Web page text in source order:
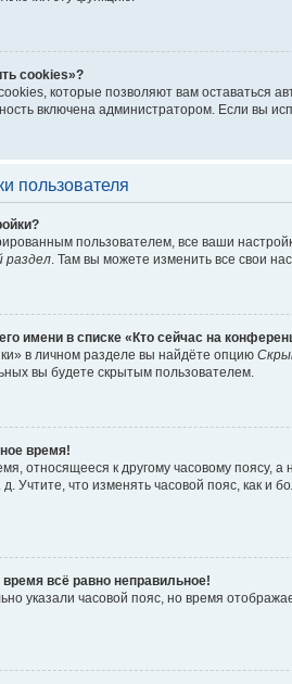
cookies»?
которые позволяют вам оставаться
включена администратором. Если вы
пользователя
пользователем, все ваши
раздел . Там вы можете изменить все свои
имени в списке «Кто сейчас на
в личном разделе вы найдёте опцию
вы будете скрытым пользователем.
время!
относящееся к другому часовому поясу, а
Учтите, что изменять часовой пояс, как и
всё равно неправильное!
указали часовой пояс, но время